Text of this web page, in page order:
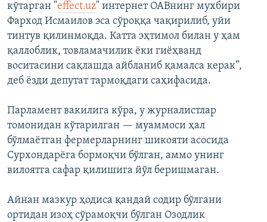
кўтарган "effect.uz" интернет ОАВнинг мухбири
Фарход Исмаилов эса сўроққа чақирилиб, уйи
тинтув қилинмоқда. Катта эҳтимол билан у ҳам
қаллоблик, товламачилик ёки гиёҳванд
воситасини сақлашда айбланиб қамалса керак”,
деб ёзди депутат тармоқдаги саҳифасида.
Парламент вакилига кўра, у журналистлар
томонидан кўтарилган — муаммоси ҳал
бўлмаётган фермерларнинг шикояти асосида
Сурхондарёга бормоқчи бўлган, аммо унинг
вилоятга сафар қилишига йўл беришмаган.
Айнан мазкур ҳодиса қандай содир бўлгани
ортидан изоҳ сўрамоқчи бўлган Озодлик